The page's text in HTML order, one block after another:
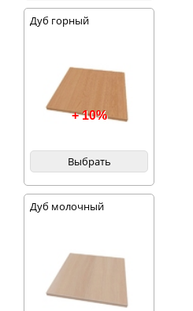
Дуб горный
+ 10%
Выбрать
Дуб молочный